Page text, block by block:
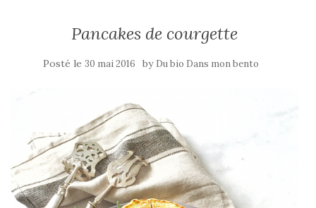
Pancakes de courgette
Posté le 30 mai 2016 by Du bio Dans mon bento